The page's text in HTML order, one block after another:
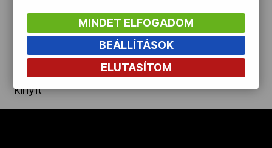
OVEP
Adatbank
kinyit
MINDET ELFOGADOM
BEÁLLÍTÁSOK
ELUTASÍTOM